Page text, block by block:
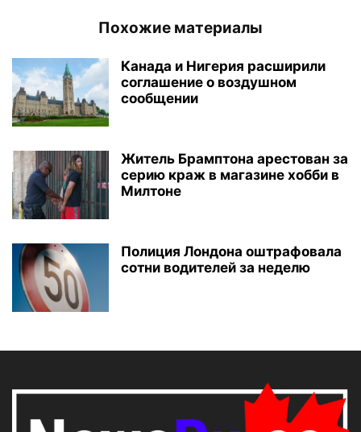
Похожие материалы
Канада и Нигерия расширили
соглашение о воздушном
сообщении
Житель Брамптона арестован за
серию краж в магазине хобби в
Милтоне
Полиция Лондона оштрафовала
сотни водителей за неделю